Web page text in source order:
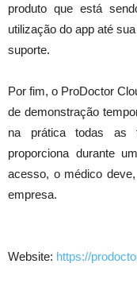
produto que está
utilização do app até
suporte.
Por fim, o ProDoctor
de demonstração
na prática todas as
proporciona durante
acesso, o médico
empresa.
Website: https://